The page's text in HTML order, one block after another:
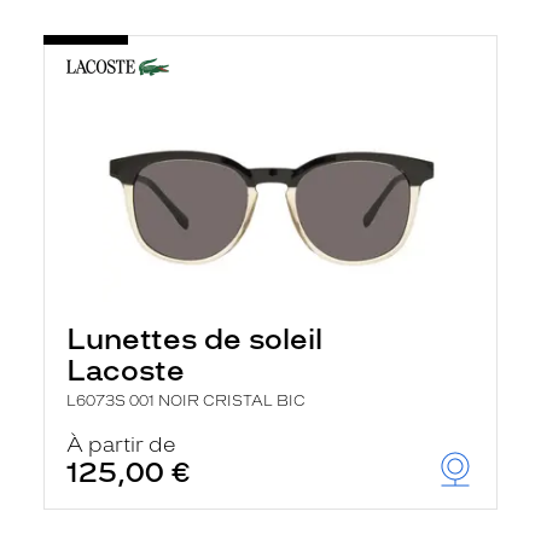
Lunettes de soleil
Lacoste
L6073S 001 NOIR CRISTAL BIC
À partir de
125,00 €